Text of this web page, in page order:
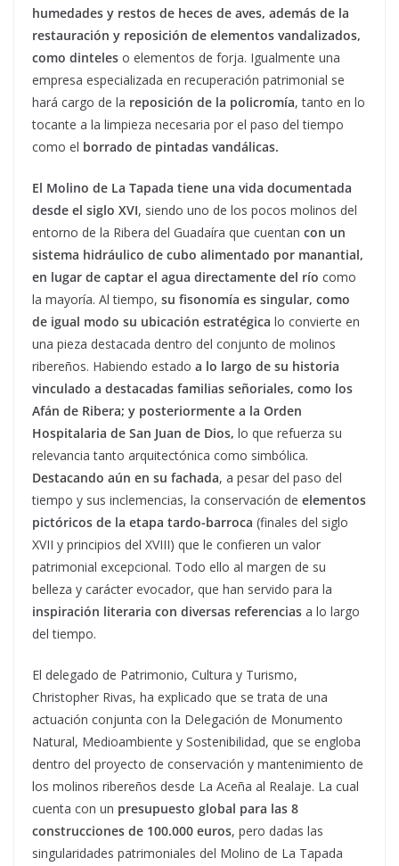
humedades y restos de heces de aves, además de la
restauración y reposición de elementos vandalizados,
como dinteles o elementos de forja. Igualmente una
empresa especializada en recuperación patrimonial se
hará cargo de la reposición de la policromía, tanto en lo
tocante a la limpieza necesaria por el paso del tiempo
como el borrado de pintadas vandálicas.
El Molino de La Tapada tiene una vida documentada
desde el siglo XVI, siendo uno de los pocos molinos del
entorno de la Ribera del Guadaíra que cuentan con un
sistema hidráulico de cubo alimentado por manantial,
en lugar de captar el agua directamente del río como
la mayoría. Al tiempo, su fisonomía es singular, como
de igual modo su ubicación estratégica lo convierte en
una pieza destacada dentro del conjunto de molinos
ribereños. Habiendo estado a lo largo de su historia
vinculado a destacadas familias señoriales, como los
Afán de Ribera; y posteriormente a la Orden
Hospitalaria de San Juan de Dios, lo que refuerza su
relevancia tanto arquitectónica como simbólica.
Destacando aún en su fachada, a pesar del paso del
tiempo y sus inclemencias, la conservación de elementos
pictóricos de la etapa tardo-barroca (finales del siglo
XVII y principios del XVIII) que le confieren un valor
patrimonial excepcional. Todo ello al margen de su
belleza y carácter evocador, que han servido para la
inspiración literaria con diversas referencias a lo largo
del tiempo.
El delegado de Patrimonio, Cultura y Turismo,
Christopher Rivas, ha explicado que se trata de una
actuación conjunta con la Delegación de Monumento
Natural, Medioambiente y Sostenibilidad, que se engloba
dentro del proyecto de conservación y mantenimiento de
los molinos ribereños desde La Aceña al Realaje. La cual
cuenta con un presupuesto global para las 8
construcciones de 100.000 euros, pero dadas las
singularidades patrimoniales del Molino de La Tapada